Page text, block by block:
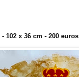
- 102 x 36 cm - 200 euros